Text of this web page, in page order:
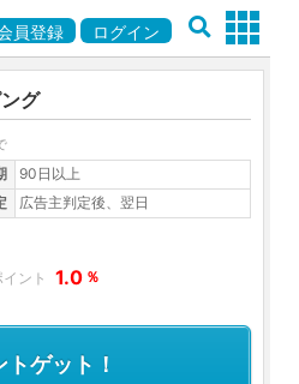
員登録 ログイン
グ
90日以上
広告主判定後、翌日
1.0 ％
トゲット！